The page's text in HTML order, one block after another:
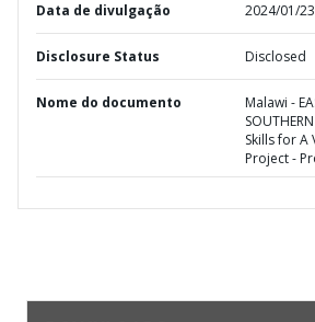
Data de divulgação 2024/01/23
Disclosure Status Disclosed
Nome do documento
Malawi -
Skills for A
Project -